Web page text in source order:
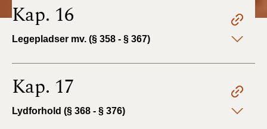
Kap. 16
Legepladser mv. (§ 358 - § 367)
Kap. 17
Lydforhold (§ 368 - § 376)